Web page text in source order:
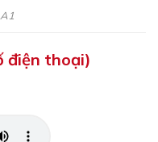
điện thoại)